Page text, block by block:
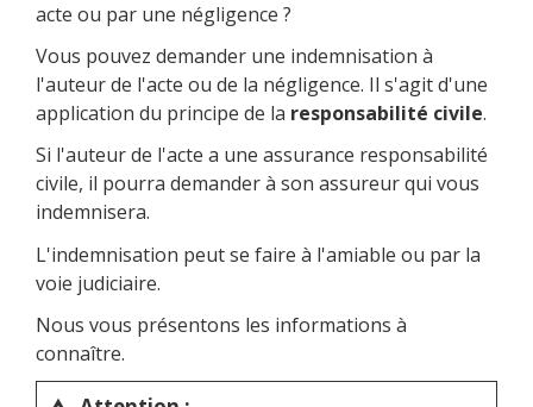
acte ou par une négligence ?
Vous pouvez demander une indemnisation à
l'auteur de l'acte ou de la négligence. Il s'agit d'une
application du principe de la responsabilité civile.
Si l'auteur de l'acte a une assurance responsabilité
civile, il pourra demander à son assureur qui vous
indemnisera.
L'indemnisation peut se faire à l'amiable ou par la
voie judiciaire.
Nous vous présentons les informations à
connaître.